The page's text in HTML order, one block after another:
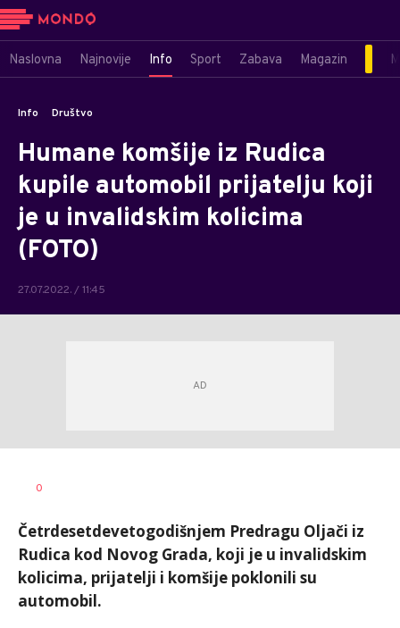
Naslovna Najnovije Info Sport Zabava Magazin
Info Društvo
Humane komšije iz Rudica
kupile automobil prijatelju koji
je u invalidskim kolicima
(FOTO)
27.07.2022. / 11:45
AUTOR
0
Četrdesetdevetogodišnjem Predragu Oljači iz
Rudica kod Novog Grada, koji je u invalidskim
kolicima, prijatelji i komšije poklonili su
automobil.